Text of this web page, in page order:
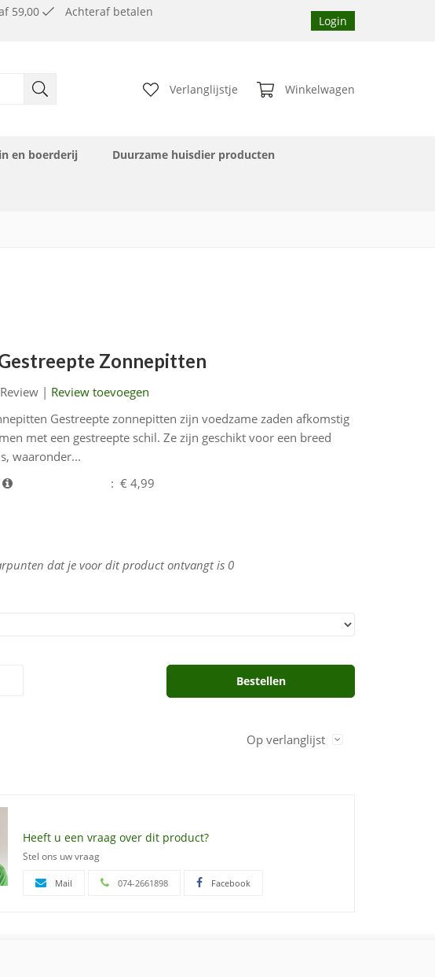
59,00
Achteraf betalen
Login
Verlanglijstje Winkelwagen
en boerderij Duurzame huisdier producten
Zonnepitten
Review | Review toevoegen
Gestreepte zonnepitten zijn voedzame zaden afkomstig
met een gestreepte schil. Ze zijn geschikt voor een breed
waaronder...
: € 4,99
dat je voor dit product ontvangt is 0
Bestellen
Op verlanglijst
Heeft u een vraag over dit product?
Stel ons uw vraag
Mail 074-2661898 Facebook